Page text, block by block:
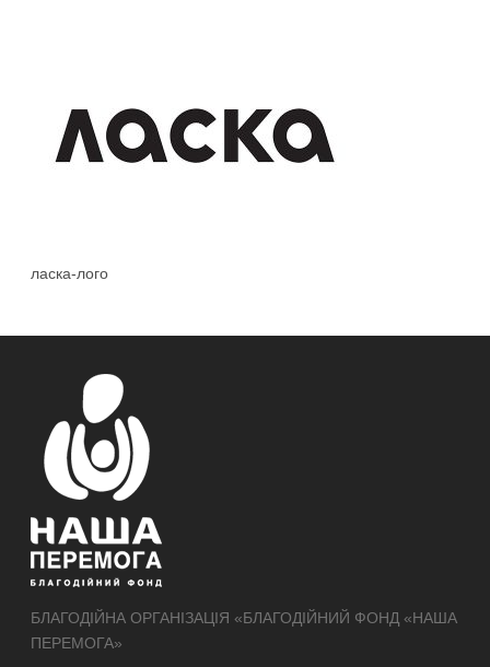
ласка-лого
БЛАГОДІЙНА ОРГАНІЗАЦІЯ «БЛАГОДІЙНИЙ ФОНД «НАША
ПЕРЕМОГА»